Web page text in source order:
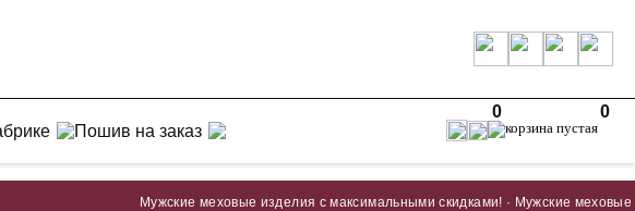
Пошив на заказ
0 0
Мужские меховые изделия с максимальными скидками! · Мужские меховые